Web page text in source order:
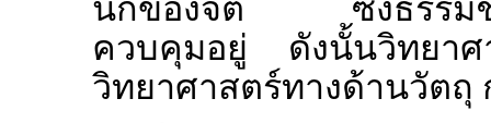
นึกของจิต ซึ่งธรรมชา
ควบคุมอยู่ ดังนั้นวิทย
วิทยาศาสตร์ทางด้านวัตถุ